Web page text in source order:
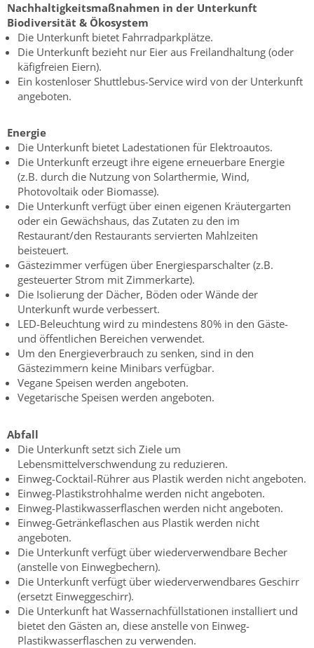
Nachhaltigkeitsmaßnahmen in der Unterkunft
Biodiversität & Ökosystem
Die Unterkunft bietet Fahrradparkplätze.
Die Unterkunft bezieht nur Eier aus Freilandhaltung (oder
käfigfreien Eiern).
Ein kostenloser Shuttlebus-Service wird von der Unterkunft
angeboten.
Energie
Die Unterkunft bietet Ladestationen für Elektroautos.
Die Unterkunft erzeugt ihre eigene erneuerbare Energie
(z.B. durch die Nutzung von Solarthermie, Wind,
Photovoltaik oder Biomasse).
Die Unterkunft verfügt über einen eigenen Kräutergarten
oder ein Gewächshaus, das Zutaten zu den im
Restaurant/den Restaurants servierten Mahlzeiten
beisteuert.
Gästezimmer verfügen über Energiesparschalter (z.B.
gesteuerter Strom mit Zimmerkarte).
Die Isolierung der Dächer, Böden oder Wände der
Unterkunft wurde verbessert.
LED-Beleuchtung wird zu mindestens 80% in den Gäste-
und öffentlichen Bereichen verwendet.
Um den Energieverbrauch zu senken, sind in den
Gästezimmern keine Minibars verfügbar.
Vegane Speisen werden angeboten.
Vegetarische Speisen werden angeboten.
Abfall
Die Unterkunft setzt sich Ziele um
Lebensmittelverschwendung zu reduzieren.
Einweg-Cocktail-Rührer aus Plastik werden nicht angeboten.
Einweg-Plastikstrohhalme werden nicht angeboten.
Einweg-Plastikwasserflaschen werden nicht angeboten.
Einweg-Getränkeflaschen aus Plastik werden nicht
angeboten.
Die Unterkunft verfügt über wiederverwendbare Becher
(anstelle von Einwegbechern).
Die Unterkunft verfügt über wiederverwendbares Geschirr
(ersetzt Einweggeschirr).
Die Unterkunft hat Wassernachfüllstationen installiert und
bietet den Gästen an, diese anstelle von Einweg-
Plastikwasserflaschen zu verwenden.